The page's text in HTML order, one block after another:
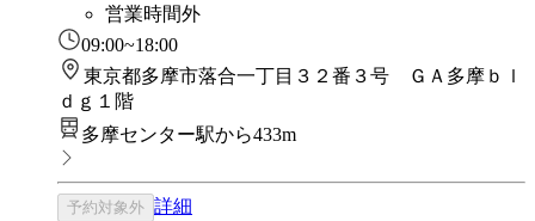
営業時間外
09:00~18:00
東京都多摩市落合一丁目３２番３号 ＧＡ多摩ｂｌ
ｄｇ１階
多摩センター駅から433m
予約対象外 詳細